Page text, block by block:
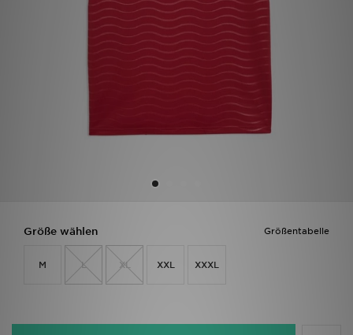
Größentabelle
Größe wählen
M L XL XXL XXXL